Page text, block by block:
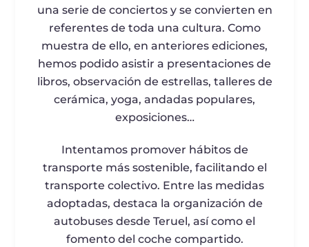
una serie de conciertos y se convierten en
referentes de toda una cultura. Como
muestra de ello, en anteriores ediciones,
hemos podido asistir a presentaciones de
libros, observación de estrellas, talleres de
cerámica, yoga, andadas populares,
exposiciones…
Intentamos promover hábitos de
transporte más sostenible, facilitando el
transporte colectivo. Entre las medidas
adoptadas, destaca la organización de
autobuses desde Teruel, así como el
fomento del coche compartido.